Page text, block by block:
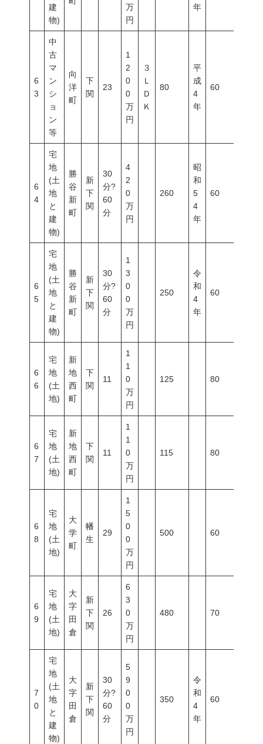
建
物)
万
円
年
6
3
中
古
マ
ン
シ
ョ
ン
等
向
洋
町
下
関
23
1
2
0
0
万
円
３
Ｌ
Ｄ
Ｋ
80
平
成
4
年
60
6
4
宅
地
(土
地
と
建
物)
勝
谷
新
町
新
下
関
30
分?
60
分
4
2
0
万
円
260
昭
和
5
4
年
60
6
5
宅
地
(土
地
と
建
物)
勝
谷
新
町
新
下
関
30
分?
60
分
1
3
0
0
万
円
250
令
和
4
年
60
6
6
宅
地
(土
地)
新
地
西
町
下
関
11
1
1
0
万
円
125 80
6
7
宅
地
(土
地)
新
地
西
町
下
関
11
1
1
0
万
円
115 80
6
8
宅
地
(土
地)
大
学
町
幡
生
29
1
5
0
0
万
円
500 60
6
9
宅
地
(土
地)
大
字
田
倉
新
下
関
26
6
3
0
万
円
480 70
7
0
宅
地
(土
地
と
建
物)
大
字
田
倉
新
下
関
30
分?
60
分
5
9
0
0
万
円
350
令
和
4
年
60